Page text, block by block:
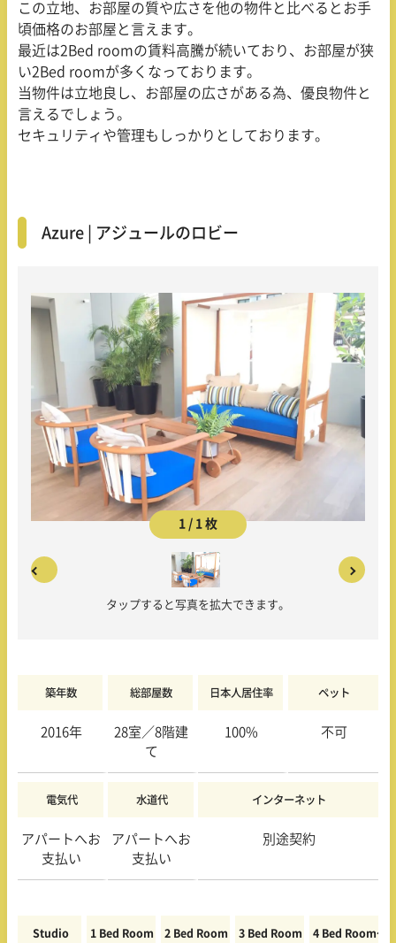
この立地、お部屋の質や広さを他の物件と比べるとお手
頃価格のお部屋と言えます。
最近は2Bed roomの賃料高騰が続いており、お部屋が狭
い2Bed roomが多くなっております。
当物件は立地良し、お部屋の広さがある為、優良物件と
言えるでしょう。
セキュリティや管理もしっかりとしております。
Azure | アジュールのロビー
1 / 1 枚
タップすると写真を拡大できます。
築年数 総部屋数 日本人居住率 ペット
2016年
28室／8階建
て
100% 不可
電気代 水道代 インターネット
アパートへお
支払い
アパートへお
支払い
別途契約
Studio 1 Bed Room 2 Bed Room 3 Bed Room 4 Bed Room〜